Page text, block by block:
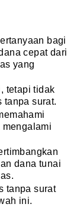
bagi
cepat dari
yang
tetapi tidak
tanpa surat.
dana tunai
tanpa surat
ini.